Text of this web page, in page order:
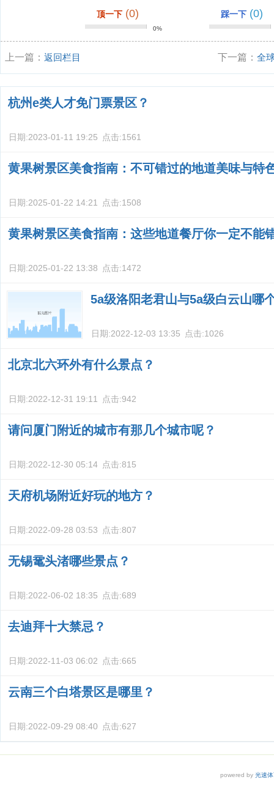
顶一下 (0)
0%
踩一下 (0)
上一篇： 返回栏目 下一篇：全
杭州e类人才免门票景区？
日期:2023-01-11 19:25 点击:1561
黄果树景区美食指南：不可错过的地道美味与特
日期:2025-01-22 14:21 点击:1508
黄果树景区美食指南：这些地道餐厅你一定不能
日期:2025-01-22 13:38 点击:1472
5a级洛阳老君山与5a级白云山哪
日期:2022-12-03 13:35 点击:1026
北京北六环外有什么景点？
日期:2022-12-31 19:11 点击:942
请问厦门附近的城市有那几个城市呢？
日期:2022-12-30 05:14 点击:815
天府机场附近好玩的地方？
日期:2022-09-28 03:53 点击:807
无锡鼋头渚哪些景点？
日期:2022-06-02 18:35 点击:689
去迪拜十大禁忌？
日期:2022-11-03 06:02 点击:665
云南三个白塔景区是哪里？
日期:2022-09-29 08:40 点击:627
powered by 光速